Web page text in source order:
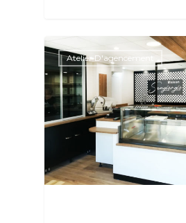
Atelier D'agencement